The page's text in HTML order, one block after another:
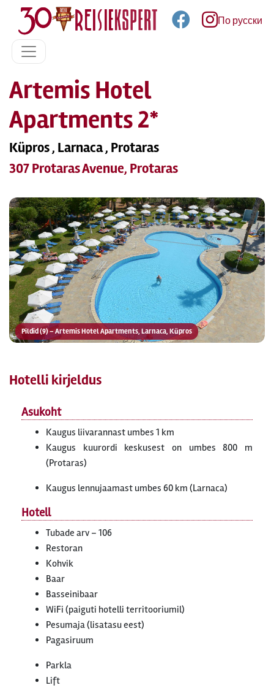
По русски
Artemis Hotel
Apartments 2*
Küpros , Larnaca , Protaras
307 Protaras Avenue, Protaras
Pildid (9) – Artemis Hotel Apartments, Larnaca, Küpros
Hotelli kirjeldus
Asukoht
Kaugus liivarannast umbes 1 km
Kaugus kuurordi keskusest on umbes 800 m
(Protaras)
Kaugus lennujaamast umbes 60 km (Larnaca)
Hotell
Tubade arv – 106
Restoran
Kohvik
Baar
Basseinibaar
WiFi (paiguti hotelli territooriumil)
Pesumaja (lisatasu eest)
Pagasiruum
Parkla
Lift